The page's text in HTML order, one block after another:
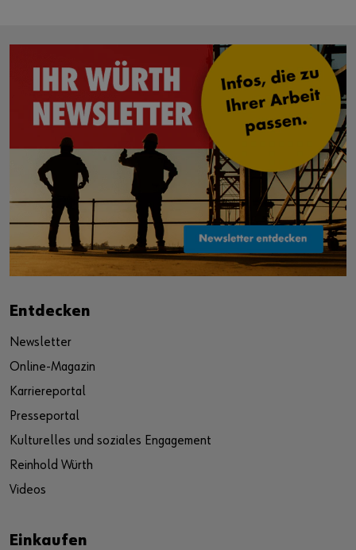
Entdecken
Newsletter
Online-Magazin
Karriereportal
Presseportal
Kulturelles und soziales Engagement
Reinhold Würth
Videos
Einkaufen